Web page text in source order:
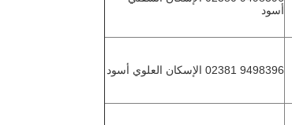
أسود
9498396 02381 الإسكان العلوي أسود